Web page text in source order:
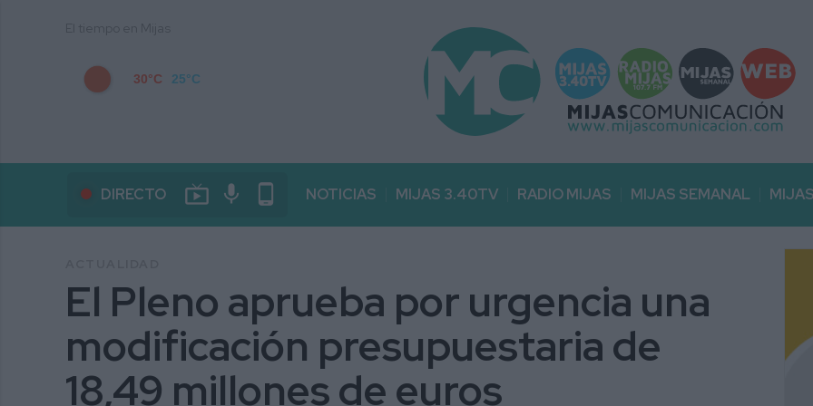
30°C 25°C
DIRECTO live_tv mic phone_android NOTICIAS MIJAS 3.40TV RADIO MIJAS MIJAS SEMANAL
El Pleno aprueba por urgencia una
modificación presupuestaria de
18,49 millones de euros